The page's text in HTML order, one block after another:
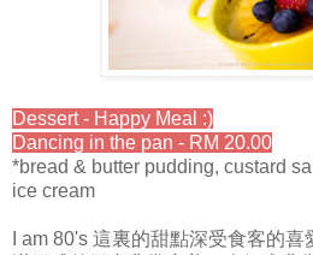
Dessert - Happy Meal :)
Dancing in the pan - RM 20.00
*bread & butter pudding, custard
ice cream
I am 80's 這裏的甜點深受食客的